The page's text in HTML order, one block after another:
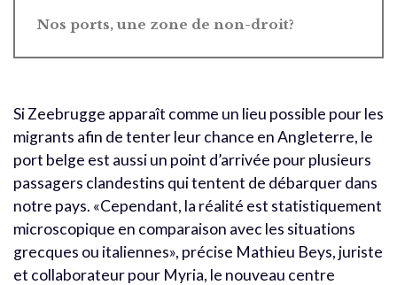
Nos ports, une zone de non-droit?
Si Zeebrugge apparaît comme un lieu possible pour les
migrants afin de tenter leur chance en Angleterre, le
port belge est aussi un point d’arrivée pour plusieurs
passagers clandestins qui tentent de débarquer dans
notre pays. «Cependant, la réalité est statistiquement
microscopique en comparaison avec les situations
grecques ou italiennes», précise Mathieu Beys, juriste
et collaborateur pour Myria, le nouveau centre